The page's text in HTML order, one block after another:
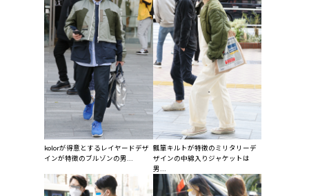
kolorが得意とするレイヤードデザ
インが特徴のブルゾンの男...
瓢箪キルトが特徴のミリタリーデ
ザインの中綿入りジャケットは
男...